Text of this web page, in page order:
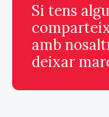
Si tens
amb
deixar